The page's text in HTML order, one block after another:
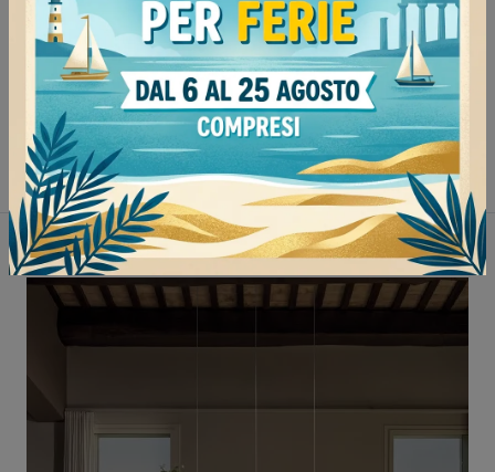
Sedie Cattelan Italia Mede
Sedie Cattelan Italia Voghera
Sedie Cattelan Italia Tortona
Sedie Cattelan Italia Stradella
Non perderti anche: